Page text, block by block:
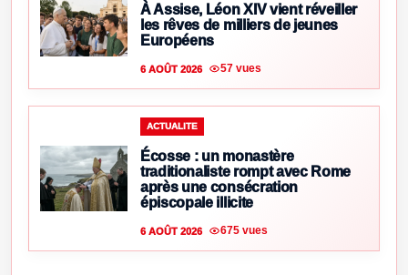
À Assise, Léon XIV vient réveiller
les rêves de milliers de jeunes
Européens
6 AOÛT 2026 57 vues
ACTUALITE
Écosse : un monastère
traditionaliste rompt avec Rome
après une consécration
épiscopale illicite
6 AOÛT 2026 675 vues